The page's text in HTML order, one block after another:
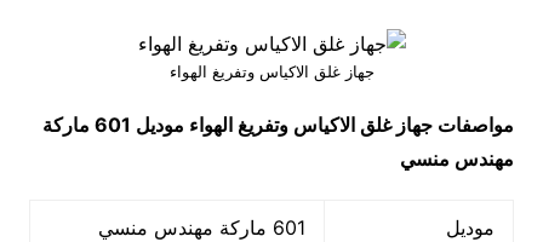
جهاز غلق الاكياس وتفريغ الهواء
مواصفات جهاز غلق الاكياس وتفريغ الهواء
موديل 601 ماركة
مهندس منسي
موديل 601 ماركة مهندس منسي